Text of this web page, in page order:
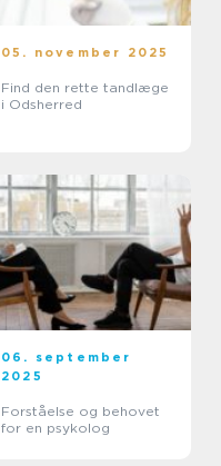
05. november 2025
Find den rette tandlæge
i Odsherred
06. september
2025
Forståelse og behovet
for en psykolog